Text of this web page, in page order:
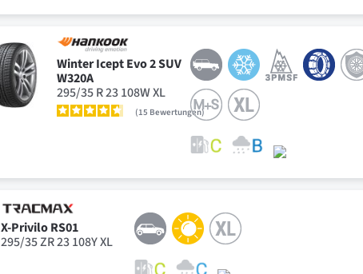
Winter Icept Evo 2 SUV
W320A
295/35 R 23 108W XL
15 Bewertungen
X-Privilo RS01
295/35 ZR 23 108Y XL